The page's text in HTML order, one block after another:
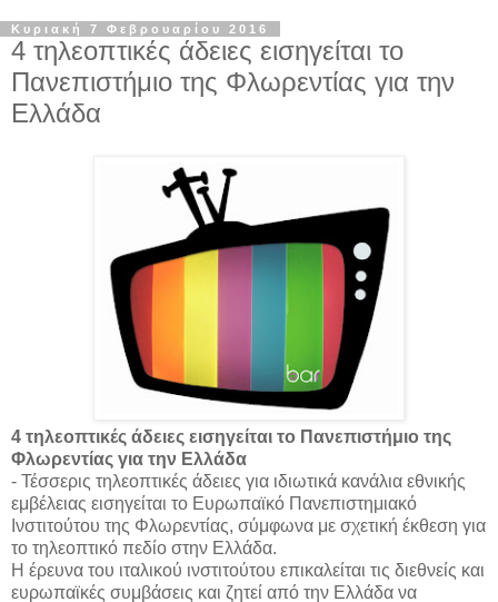
Κυριακή 7 Φεβρουαρίου 2016
4 τηλεοπτικές άδειες εισηγείται το
Πανεπιστήμιο της Φλωρεντίας για την
Ελλάδα
4 τηλεοπτικές άδειες εισηγείται το Πανεπιστήμιο της
Φλωρεντίας για την Ελλάδα
- Τέσσερις τηλεοπτικές άδειες για ιδιωτικά κανάλια εθνικής
εμβέλειας εισηγείται το Ευρωπαϊκό Πανεπιστημιακό
Ινστιτούτου της Φλωρεντίας, σύμφωνα με σχετική έκθεση για
το τηλεοπτικό πεδίο στην Ελλάδα.
Η έρευνα του ιταλικού ινστιτούτου επικαλείται τις διεθνείς και
ευρωπαϊκές συμβάσεις και ζητεί από την Ελλάδα να